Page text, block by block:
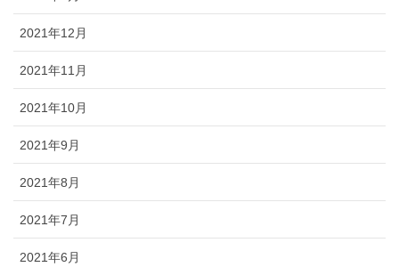
2021年12月
2021年11月
2021年10月
2021年9月
2021年8月
2021年7月
2021年6月